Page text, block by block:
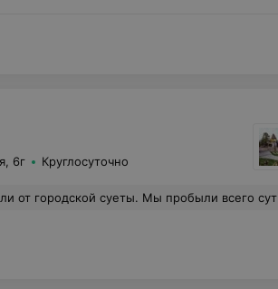
6г Круглосуточно
натопили баню, предоставили все необходимое. Есть бильярд, настольный теннис, дартс. Готовили мы сами на мангале на полянке с милым видом на озерцо. Обязательно буду рекомендовать эту усадьбу.